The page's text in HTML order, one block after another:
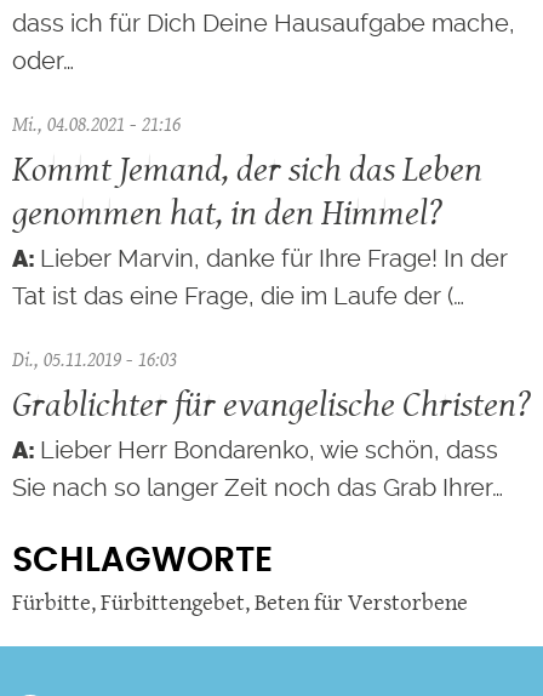
dass ich für Dich Deine Hausaufgabe mache,
oder…
Mi., 04.08.2021 - 21:16
Kommt Jemand, der sich das Leben
genommen hat, in den Himmel?
Lieber Marvin, danke für Ihre Frage! In der
Tat ist das eine Frage, die im Laufe der (…
Di., 05.11.2019 - 16:03
Grablichter für evangelische Christen?
Lieber Herr Bondarenko, wie schön, dass
Sie nach so langer Zeit noch das Grab Ihrer…
SCHLAGWORTE
Fürbitte,Fürbittengebet,Beten für Verstorbene